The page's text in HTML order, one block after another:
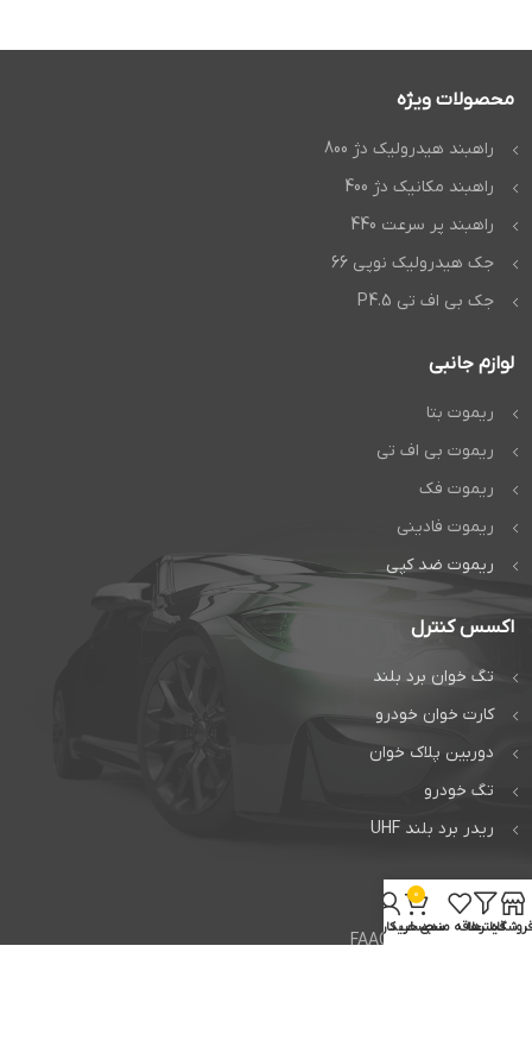
محصولات ویژه
راهبند هیدرولیک دژ 800
راهبند مکانیک دژ 400
راهبند پر سرعت 440
جک هیدرولیک نوپی 66
جک بی اف تی P4.5
لوازم جانبی
ریموت بتا
ریموت بی اف تی
ریموت فک
ریموت فادینی
ریموت ضد کپی
اکسس کنترل
تگ خوان برد بلند
کارت خوان خودرو
دوربین پلاک خوان
تگ خودرو
ریدر برد بلند UHF
خدمات
تعمیر جک فک FAAC
فروشگاهفیلترهاعلاقه مندی
0
سبد خرید
حساب کاربری من